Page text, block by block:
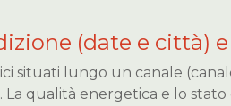
(date e città)
situati lungo un canale
qualità energetica e lo